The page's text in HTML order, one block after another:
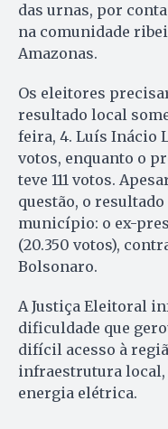
das urnas, por
na comunidade
Amazonas.
Os eleitores
resultado local
feira, 4. Luís Inácio
votos, enquanto o
teve 111 votos.
questão, o
município: o ex-
(20.350 votos),
Bolsonaro.
A Justiça Eleitoral
dificuldade que
difícil acesso à
infraestrutura local,
energia elétrica.